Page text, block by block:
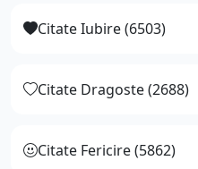
Citate Iubire (6503)
Citate Dragoste (2688)
Citate Fericire (5862)